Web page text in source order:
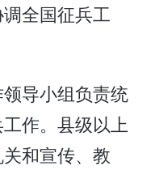
全国征兵工
导小组负责统
作。县级以上
和宣传、教